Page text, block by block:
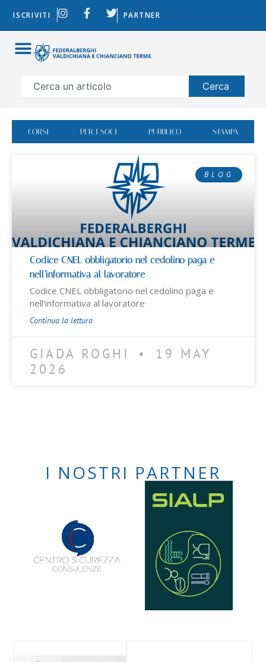
ISCRIVITI PARTNER
Cerca
CORSI PER I SOCI PUBBLICO STAMPA
BLOG
Codice CNEL obbligatorio nel cedolino paga e
nell’informativa al lavoratore
Codice CNEL obbligatorio nel cedolino paga e
nell’informativa al lavoratore
Continua la lettura
GIADA ROGHI
19 MAY
2026
I NOSTRI PARTNER